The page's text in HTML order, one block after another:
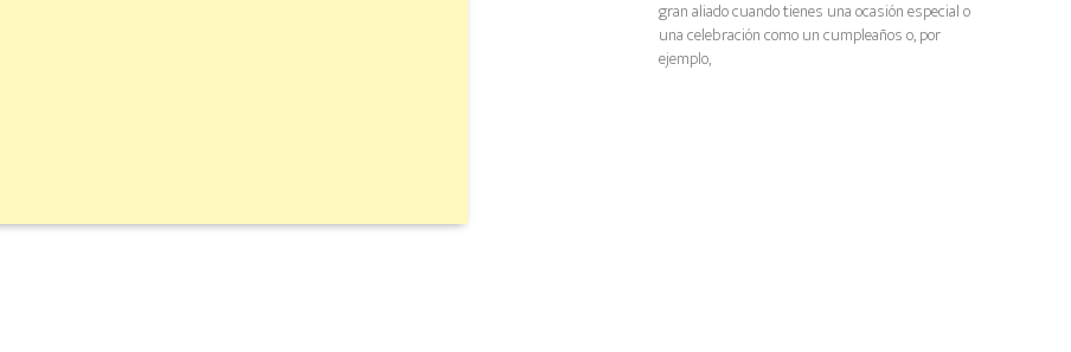
gran aliado cuando tienes una ocasión especial o
una celebración como un cumpleaños o, por
ejemplo,